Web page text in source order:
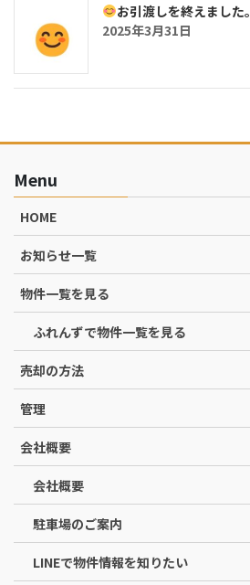
お引渡しを終えました。
2025年3月31日
Menu
HOME
お知らせ一覧
物件一覧を見る
ふれんずで物件一覧を見る
売却の方法
管理
会社概要
会社概要
駐車場のご案内
LINEで物件情報を知りたい